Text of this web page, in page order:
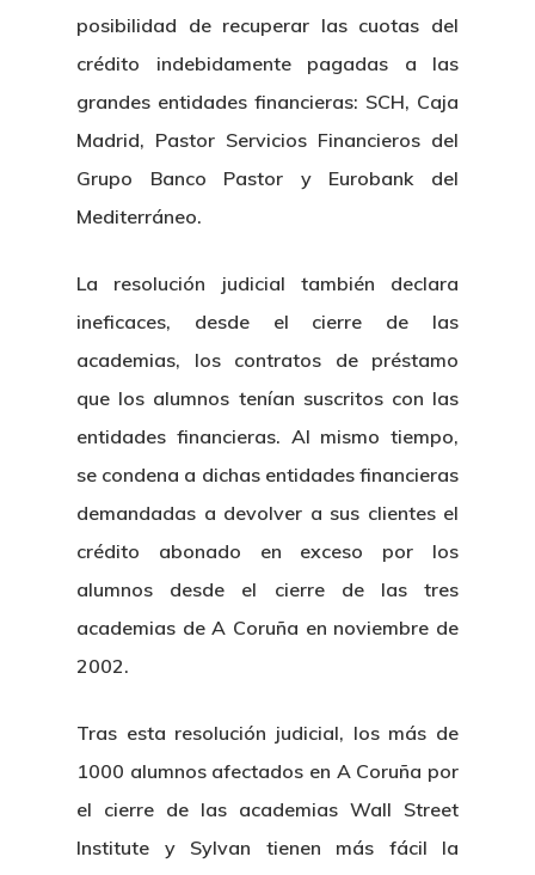
posibilidad de recuperar las cuotas del
crédito indebidamente pagadas a las
grandes entidades financieras: SCH, Caja
Madrid, Pastor Servicios Financieros del
Grupo Banco Pastor y Eurobank del
Mediterráneo.
La resolución judicial también declara
ineficaces, desde el cierre de las
academias, los contratos de préstamo
que los alumnos tenían suscritos con las
entidades financieras. Al mismo tiempo,
se condena a dichas entidades financieras
demandadas a devolver a sus clientes el
crédito abonado en exceso por los
alumnos desde el cierre de las tres
academias de A Coruña en noviembre de
2002.
Tras esta resolución judicial, los más de
1000 alumnos afectados en A Coruña por
el cierre de las academias Wall Street
Institute y Sylvan tienen más fácil la